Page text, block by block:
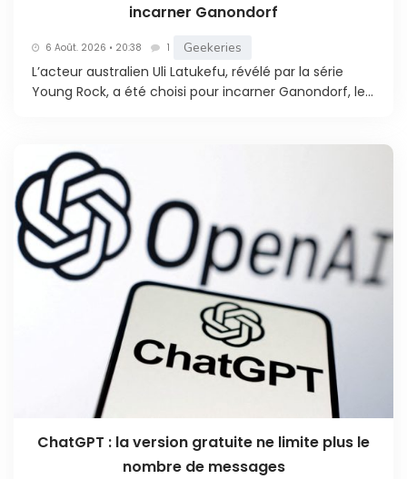
incarner Ganondorf
6 Août. 2026 • 20:38 1 Geekeries
L’acteur australien Uli Latukefu, révélé par la série
Young Rock, a été choisi pour incarner Ganondorf, le...
ChatGPT : la version gratuite ne limite plus le
nombre de messages